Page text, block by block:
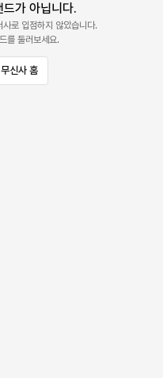
가 아닙니다.
로 입점하지 않았습니다.
를 둘러보세요.
무신사 홈